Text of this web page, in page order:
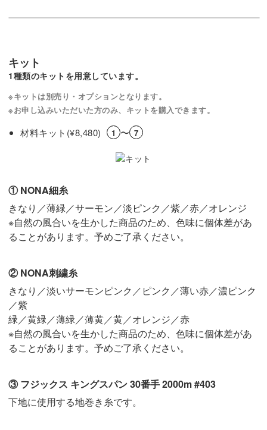
キット
1種類のキットを用意しています。
※キットは別売り・オプションとなります。
※お申し込みいただいた方のみ、キットを購入できます。
材料キット(¥8,480) 1 〜 7
① NONA細糸
きなり／薄緑／サーモン／淡ピンク／紫／赤／オレンジ
※自然の風合いを生かした商品のため、色味に個体差があ
ることがあります。予めご了承ください。
② NONA刺繍糸
きなり／淡いサーモンピンク／ピンク／薄い赤／濃ピンク
／紫
緑／黄緑／薄緑／薄黄／黄／オレンジ／赤
※自然の風合いを生かした商品のため、色味に個体差があ
ることがあります。予めご了承ください。
③ フジックス キングスパン 30番手 2000m #403
下地に使用する地巻き糸です。